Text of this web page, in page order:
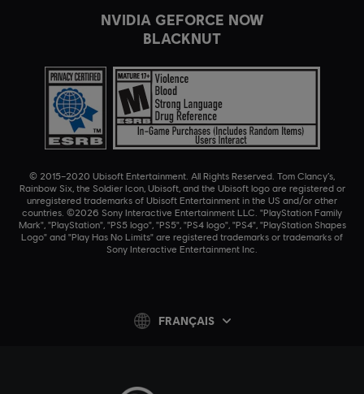
NVIDIA GEFORCE NOW
BLACKNUT
© 2015–2020 Ubisoft Entertainment. All Rights Reserved. Tom Clancy’s,
Rainbow Six, the Soldier Icon, Ubisoft, and the Ubisoft logo are registered or
unregistered trademarks of Ubisoft Entertainment in the US and/or other
countries. ©2026 Sony Interactive Entertainment LLC. "PlayStation Family
Mark", "PlayStation", "PS5 logo", "PS5", "PS4 logo", "PS4", "PlayStation Shapes
Logo" and "Play Has No Limits" are registered trademarks or trademarks of
Sony Interactive Entertainment Inc.
FRANÇAIS